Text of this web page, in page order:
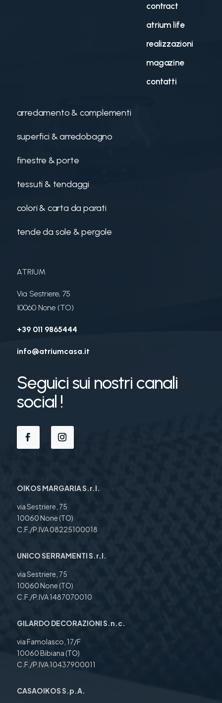
contract
atrium life
realizzazioni
magazine
contatti
arredamento & complementi
superfici & arredobagno
finestre & porte
tessuti & tendaggi
colori & carta da parati
tende da sole & pergole
ATRIUM
Via Sestriere, 75
10060 None (TO)
+39 011 9865444
info@atriumcasa.it
Seguici sui nostri canali
social !
OIKOS MARGARIA S.r.l.
via Sestriere, 75
10060 None (TO)
C.F./P.IVA 08225100018
UNICO SERRAMENTI S.r.l.
via Sestriere, 75
10060 None (TO)
C.F./P.IVA 1487070010
GILARDO DECORAZIONI S.n.c.
via Famolasco, 17/F
10060 Bibiana (TO)
C.F./P.IVA 10437900011
CASAOIKOS S.p.A.